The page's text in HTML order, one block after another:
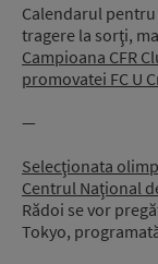
Calendarul
tragere la sorţi,
Campioana CFR
promovatei FC U
—
Selecţionata
Centrul Naţional
Rădoi se vor
Tokyo,